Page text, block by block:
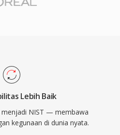
Lebih Baik
menjadi NIST — membawa
kegunaan di dunia nyata.